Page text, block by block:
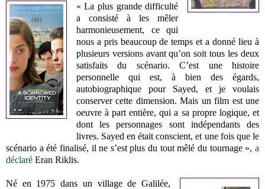
« La plus grande difficulté
a consisté à les mêler
harmonieusement, ce qui
nous a pris beaucoup de temps et a donné lieu à
plusieurs versions avant qu’on soit tous les deux
satisfaits du scénario. C’est une histoire
personnelle qui est, à bien des égards,
autobiographique pour Sayed, et je voulais
conserver cette dimension. Mais un film est une
oeuvre à part entière, qui a sa propre logique, et
dont les personnages sont indépendants des
livres. Sayed en était conscient, et une fois que le
scénario a été finalisé, il ne s’est plus du tout mêlé du tournage », a
déclaré Eran Riklis.
Né en 1975 dans un village de Galilée,